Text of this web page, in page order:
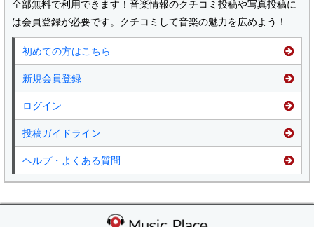
全部無料で利用できます！音楽情報のクチコミ投稿や写真投稿に
は会員登録が必要です。クチコミして音楽の魅力を広めよう！
初めての方はこちら
新規会員登録
ログイン
投稿ガイドライン
ヘルプ・よくある質問